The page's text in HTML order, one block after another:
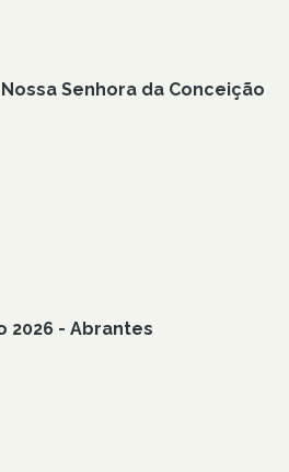
Senhora da Conceição
2026 - Abrantes